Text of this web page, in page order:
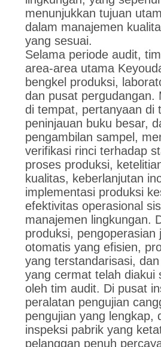
menunjukkan tujuan
dalam manajemen
yang sesuai.
Selama periode audit,
area-area utama
bengkel produksi,
dan pusat pergudangan.
di tempat, pertanyaan di
peninjauan buku besar,
pengambilan sampel,
verifikasi rinci terhadap
proses produksi,
kualitas, keberlanjutan
implementasi produksi
efektivitas operasional
manajemen lingkungan.
produksi, pengoperasian
otomatis yang efisien,
yang terstandarisasi,
yang cermat telah diakui
oleh tim audit. Di pusat
peralatan pengujian
pengujian yang lengkap,
inspeksi pabrik yang
pelanggan penuh